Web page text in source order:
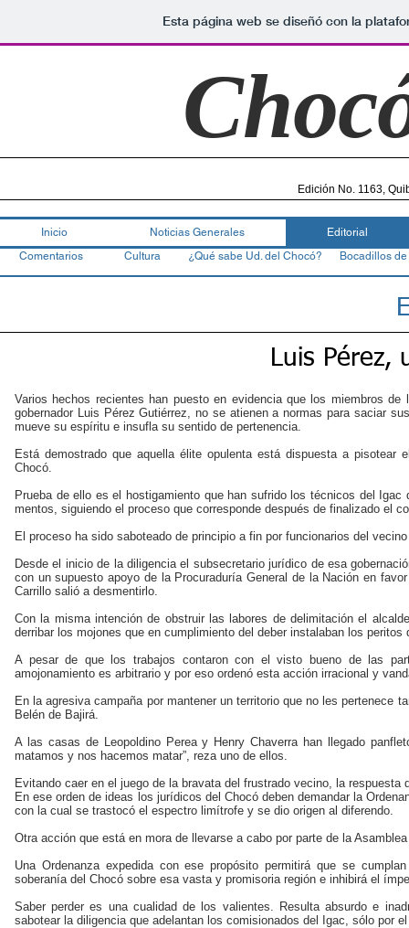
Esta página web se diseñó con la
Inicio Noticias Generales
Editorial
Comentarios
Edición No. 1163,
Cultura ¿Qué sabe Ud. del Chocó? Bocadillos
Luis Pérez,
Varios hechos recientes han puesto en evidencia que los miembros
gobernador Luis Pérez Gutiérrez, no se atienen a normas para saciar
mueve su espíritu e insufla su senti­do de pertenencia.
Está demostrado que aquella élite opulenta está dispuesta a pisotear
Chocó.
Prueba de ello es el hostigamiento que han sufrido los téc­nicos del
mentos, siguiendo el proceso que corresponde después de finalizado el
El proceso ha sido saboteado de principio a fin por funcionarios del
Desde el inicio de la diligencia el subsecretario jurídico de esa
con un supuesto apoyo de la Procuraduría General de la Nación en
Carrillo salió a desmentirlo.
Con la misma intención de obstruir las labores de delimi­tación el
derribar los mojones que en cumplimiento del deber instalaban los pe­ritos
A pesar de que los trabajos contaron con el visto bueno de las
amojonamiento es arbitra­rio y por eso ordenó esta acción irracional y
En la agresiva campaña por mantener un territorio que no les pertenece
Belén de Baji­rá.
A las casas de Leopoldino Perea y Henry Chaverra han llegado
matamos y nos hacemos matar”, reza uno de ellos.
Evitando caer en el juego de la bravata del frustrado veci­no, la
En ese orden de ideas los jurídi­cos del Chocó deben demandar la
con la cual se trastocó el espectro limítrofe y se dio origen al diferendo.
Otra acción que está en mora de llevarse a cabo por parte de la
Una Ordenanza expedida con ese propósito permitirá que se
soberanía del Chocó sobre esa vasta y promisoria región e inhibirá el
Saber perder es una cualidad de los valientes. Resulta ab­surdo e
sabotear la diligencia que adelantan los comisionados del Igac, sólo por